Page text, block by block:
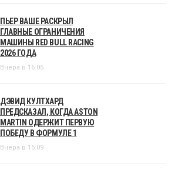
ПЬЕР ВАШЕ РАСКРЫЛ
ГЛАВНЫЕ ОГРАНИЧЕНИЯ
МАШИНЫ RED BULL RACING
2026 ГОДА
Вчера в 16:05
ДЭВИД КУЛТХАРД
ПРЕДСКАЗАЛ, КОГДА ASTON
MARTIN ОДЕРЖИТ ПЕРВУЮ
ПОБЕДУ В ФОРМУЛЕ 1
Вчера в 15:09